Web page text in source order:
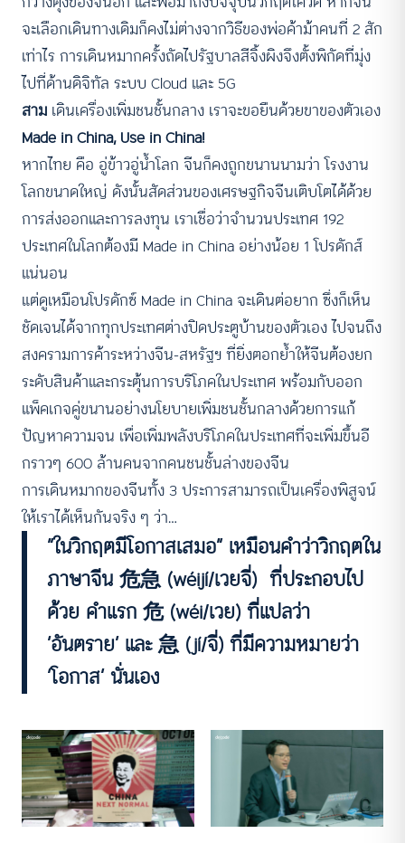
จะเลือกเดินทางเดิมก็คงไม่ต่างจากวิธีของพ่อค้าม้าคนที่ 2 สัก
เท่าไร การเดินหมากครั้งถัดไปรัฐบาลสีจิ้งผิงจึงตั้งพิกัดที่มุ่ง
ไปที่ด้านดิจิทัล ระบบ Cloud และ 5G
สาม เดินเครื่องเพิ่มชนชั้นกลาง เราจะขอยืนด้วยขาของตัวเอง
Made in China, Use in China!
หากไทย คือ อู่ข้าวอู่น้ำโลก จีนก็คงถูกขนานนามว่า โรงงาน
โลกขนาดใหญ่ ดังนั้นสัดส่วนของเศรษฐกิจจีนเติบโตได้ด้วย
การส่งออกและการลงทุน เราเชื่อว่าจำนวนประเทศ 192
ประเทศในโลกต้องมี Made in China อย่างน้อย 1 โปรดักส์
แน่นอน
แต่ดูเหมือนโปรดักซ์ Made in China จะเดินต่อยาก ซึ่งก็เห็น
ชัดเจนได้จากทุกประเทศต่างปิดประตูบ้านของตัวเอง ไปจนถึง
สงครามการค้าระหว่างจีน-สหรัฐฯ ที่ยิ่งตอกย้ำให้จีนต้องยก
ระดับสินค้าและกระตุ้นการบริโภคในประเทศ พร้อมกับออก
แพ็คเกจคู่ขนานอย่างนโยบายเพิ่มชนชั้นกลางด้วยการแก้
ปัญหาความจน เพื่อเพิ่มพลังบริโภคในประเทศที่จะเพิ่มขึ้นอี
กราวๆ 600 ล้านคนจากคนชนชั้นล่างของจีน
การเดินหมากของจีนทั้ง 3 ประการสามารถเป็นเครื่องพิสูจน์
ให้เราได้เห็นกันจริง ๆ ว่า…
“ในวิกฤตมีโอกาสเสมอ” เหมือนคำว่าวิกฤตใน
ภาษาจีน 危急 (wéijí/เวยจี่) ที่ประกอบไป
ด้วย คำแรก 危 (wéi/เวย) ที่แปลว่า
‘อันตราย’ และ 急 (jí/จี่) ที่มีความหมายว่า
‘โอกาส’ นั่นเอง